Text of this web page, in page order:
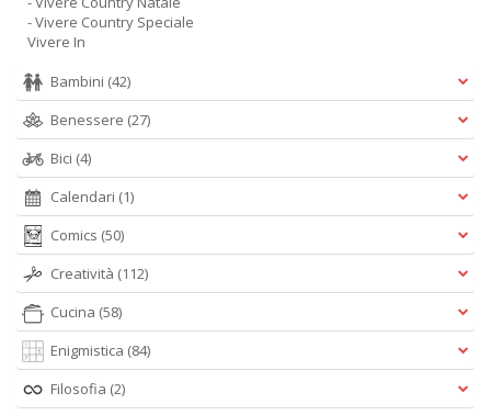
- Vivere Country Speciale
Vivere In
Bambini (42)
Benessere (27)
Bici (4)
Calendari (1)
Comics (50)
Creatività (112)
Cucina (58)
Enigmistica (84)
Filosofia (2)